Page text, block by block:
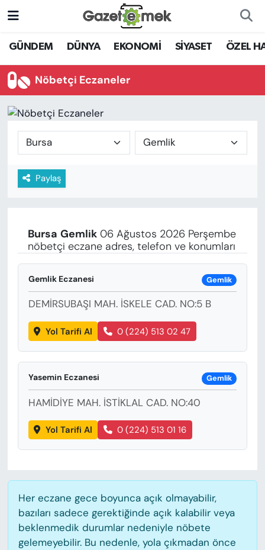
GÜNDEM DÜNYA EKONOMİ SİYASET ÖZEL
Nöbetçi Eczaneler
Paylaş
Bursa Gemlik06 Ağustos 2026 Perşembe
nöbetçi eczane adres, telefon ve konumları
Gemlik Eczanesi Gemlik
DEMİRSUBAŞI MAH. İSKELE CAD. NO:5 B
Yol Tarifi Al 0 (224) 513 02 47
Yasemin Eczanesi Gemlik
HAMİDİYE MAH. İSTİKLAL CAD. NO:40
Yol Tarifi Al 0 (224) 513 01 16
Her eczane gece boyunca açık olmayabilir,
bazıları sadece gerektiğinde açık kalabilir veya
beklenmedik durumlar nedeniyle nöbete
gelemeyebilir. Bu nedenle, yola çıkmadan önce
DÜNYA
EKONOMİ
YENİ MEDYADA EMEK
GAZETECİLİĞİNİ GELİŞTİRMEK
FAYDALI BİLGİLER
EĞİTİM
SAĞLIK
SPOR
KÜLTÜR-SANAT
MAGAZİN
ÖZEL HABER
YAZAR KÖŞESİ
SİYASET
VAN VE DİYARBAKIR HABERLERİ
Nöbetçi Eczaneler
Hava Durumu
Trafik Durumu
Haber Arşivi